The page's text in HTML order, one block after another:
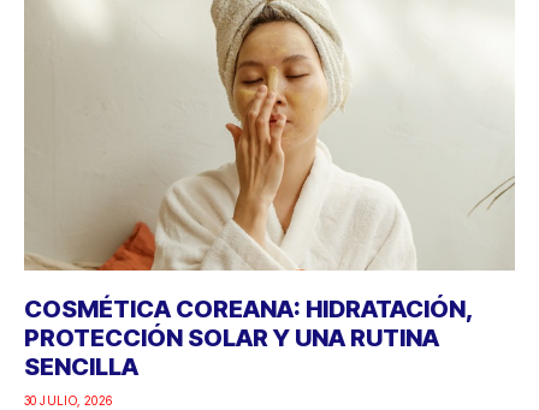
COSMÉTICA COREANA: HIDRATACIÓN,
PROTECCIÓN SOLAR Y UNA RUTINA
SENCILLA
30 JULIO, 2026